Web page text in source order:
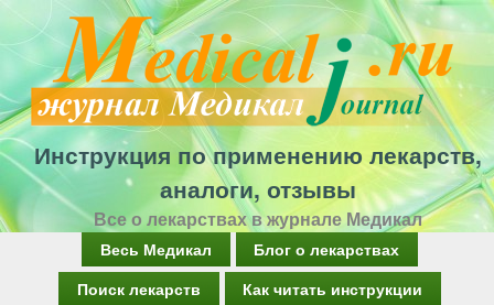
Перейти
к
основному
содержанию
Инструкция по применению лекарств,
аналоги, отзывы
Все о лекарствах в журнале Медикал
Весь Медикал
Блог о лекарствах
Поиск лекарств
Как читать инструкции